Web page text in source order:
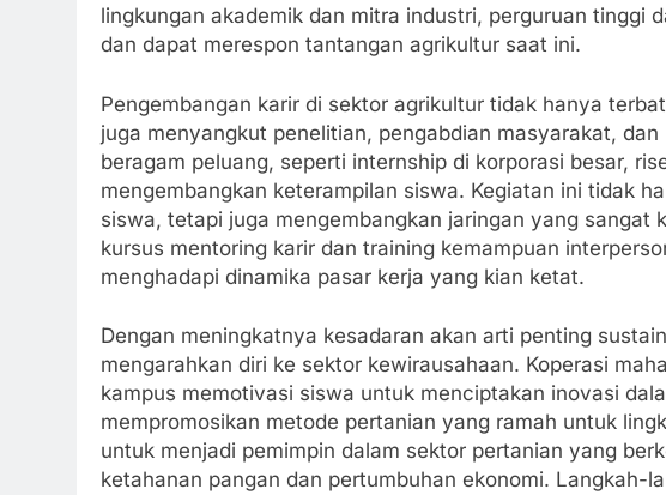
lingkungan akademik dan mitra industri, perguruan tinggi
dan dapat merespon tantangan agrikultur saat ini.
Pengembangan karir di sektor agrikultur tidak hanya
juga menyangkut penelitian, pengabdian masyarakat,
beragam peluang, seperti internship di korporasi besar,
mengembangkan keterampilan siswa. Kegiatan ini tidak
siswa, tetapi juga mengembangkan jaringan yang sangat
kursus mentoring karir dan training kemampuan
menghadapi dinamika pasar kerja yang kian ketat.
Dengan meningkatnya kesadaran akan arti penting
mengarahkan diri ke sektor kewirausahaan. Koperasi
kampus memotivasi siswa untuk menciptakan inovasi
mempromosikan metode pertanian yang ramah untuk
untuk menjadi pemimpin dalam sektor pertanian yang
ketahanan pangan dan pertumbuhan ekonomi. Langkah-